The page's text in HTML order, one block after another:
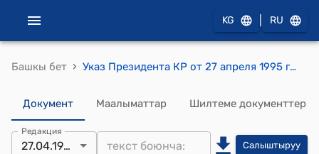
KG RU
Башкы бет › Указ Президента КР от 27 апреля 1995 года УП №134 "О присвоениее почетного звания "Заслуженный экономист КР" Кыдыралиеву Б., Макамбаеву Р., Мамбетову К."
Документ Маалыматтар Шилтеме документтер
Редакция
27.04.1995 Салыштыруу